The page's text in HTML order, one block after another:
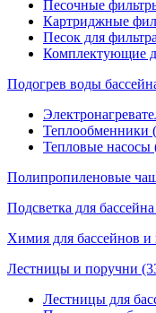
Песочные
Картриджные
Песок для
Комплектующие
Подогрев воды
Теплообменники
Тепловые насосы
Полипропиленовые
Подсветка для
Химия для бассейнов и
Лестницы и поручни
Лестницы для